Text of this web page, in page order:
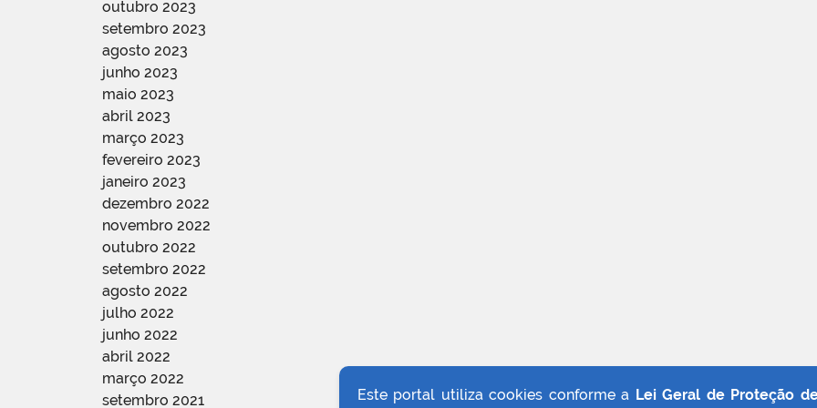
Este portal utiliza cookies conforme a Lei Geral de Proteção
outubro 2023
setembro 2023
agosto 2023
junho 2023
maio 2023
abril 2023
março 2023
fevereiro 2023
janeiro 2023
dezembro 2022
novembro 2022
outubro 2022
setembro 2022
agosto 2022
julho 2022
junho 2022
abril 2022
março 2022
setembro 2021